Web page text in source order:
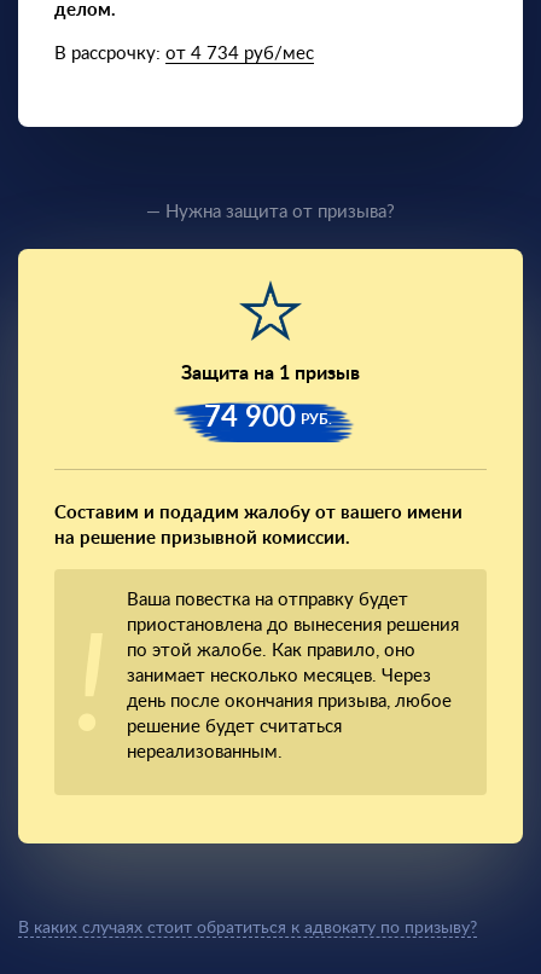
делом.
В рассрочку: от 4 734 руб/мес
— Нужна защита от призыва?
Защита на 1 призыв
74 900 РУБ.
Составим и подадим жалобу от вашего имени
на решение призывной комиссии.
Ваша повестка на отправку будет
приостановлена до вынесения решения
по этой жалобе. Как правило, оно
занимает несколько месяцев. Через
день после окончания призыва, любое
решение будет считаться
нереализованным.
В каких случаях стоит обратиться к адвокату по призыву?